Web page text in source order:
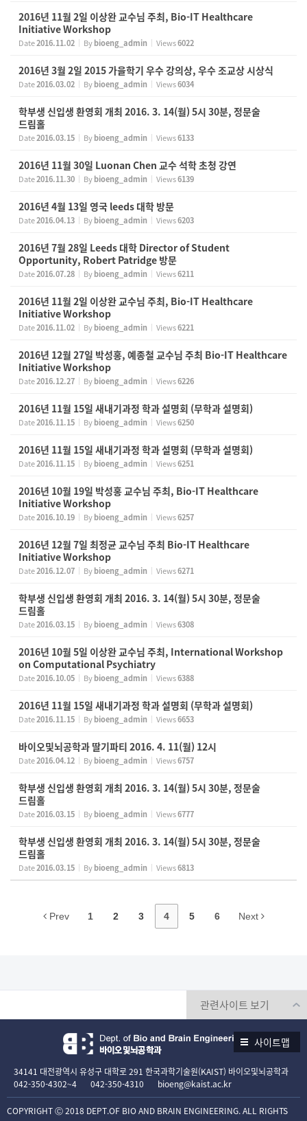
2016년 11월 2일 이상완 교수님 주최, Bio-IT Healthcare
Initiative Workshop
Date2016.11.02 Bybioeng_admin Views6022
2016년 3월 2일 2015 가을학기 우수 강의상, 우수 조교상 시상식
Date2016.03.02 Bybioeng_admin Views6034
학부생 신입생 환영회 개최 2016. 3. 14(월) 5시 30분, 정문술
드림홀
Date2016.03.15 Bybioeng_admin Views6133
2016년 11월 30일 Luonan Chen 교수 석학 초청 강연
Date2016.11.30 Bybioeng_admin Views6139
2016년 4월 13일 영국 leeds 대학 방문
Date2016.04.13 Bybioeng_admin Views6203
2016년 7월 28일 Leeds 대학 Director of Student
Opportunity, Robert Patridge 방문
Date2016.07.28 Bybioeng_admin Views6211
2016년 11월 2일 이상완 교수님 주최, Bio-IT Healthcare
Initiative Workshop
Date2016.11.02 Bybioeng_admin Views6221
2016년 12월 27일 박성홍, 예종철 교수님 주최 Bio-IT Healthcare
Initiative Workshop
Date2016.12.27 Bybioeng_admin Views6226
2016년 11월 15일 새내기과정 학과 설명회 (무학과 설명회)
Date2016.11.15 Bybioeng_admin Views6250
2016년 11월 15일 새내기과정 학과 설명회 (무학과 설명회)
Date2016.11.15 Bybioeng_admin Views6251
2016년 10월 19일 박성홍 교수님 주최, Bio-IT Healthcare
Initiative Workshop
Date2016.10.19 Bybioeng_admin Views6257
2016년 12월 7일 최정균 교수님 주최 Bio-IT Healthcare
Initiative Workshop
Date2016.12.07 Bybioeng_admin Views6271
학부생 신입생 환영회 개최 2016. 3. 14(월) 5시 30분, 정문술
드림홀
Date2016.03.15 Bybioeng_admin Views6308
2016년 10월 5일 이상완 교수님 주최, International Workshop
on Computational Psychiatry
Date2016.10.05 Bybioeng_admin Views6388
2016년 11월 15일 새내기과정 학과 설명회 (무학과 설명회)
Date2016.11.15 Bybioeng_admin Views6653
바이오및뇌공학과 딸기파티 2016. 4. 11(월) 12시
Date2016.04.12 Bybioeng_admin Views6757
학부생 신입생 환영회 개최 2016. 3. 14(월) 5시 30분, 정문술
드림홀
Date2016.03.15 Bybioeng_admin Views6777
학부생 신입생 환영회 개최 2016. 3. 14(월) 5시 30분, 정문술
드림홀
Date2016.03.15 Bybioeng_admin Views6813
Prev 1 2 3 4 5 6 Next
사이트맵
34141 대전광역시 유성구 대학로 291 한국과학기술원(KAIST) 바이오및뇌공학과
042-350-4302~4
042-350-4310 bioeng@kaist.ac.kr
COPYRIGHT Ⓒ 2018 DEPT.OF BIO AND BRAIN ENGINEERING. ALL RIGHTS